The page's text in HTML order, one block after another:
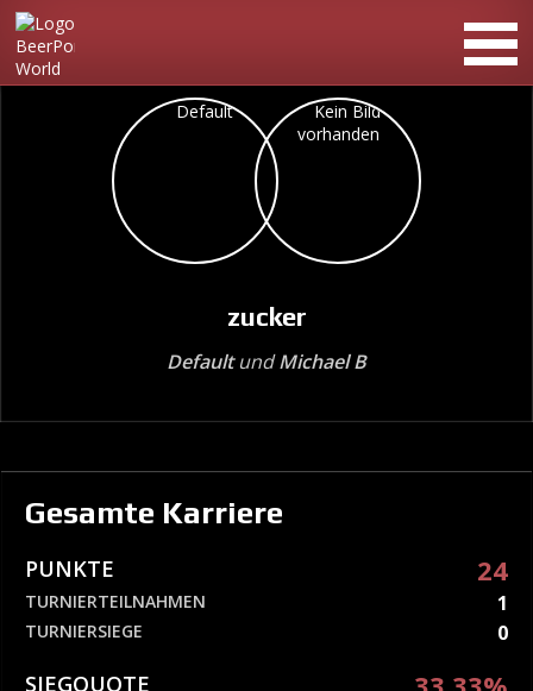
zucker
DefaultundMichael B
Gesamte Karriere
24
PUNKTE
1
TURNIERTEILNAHMEN
0
TURNIERSIEGE
SIEGQUOTE